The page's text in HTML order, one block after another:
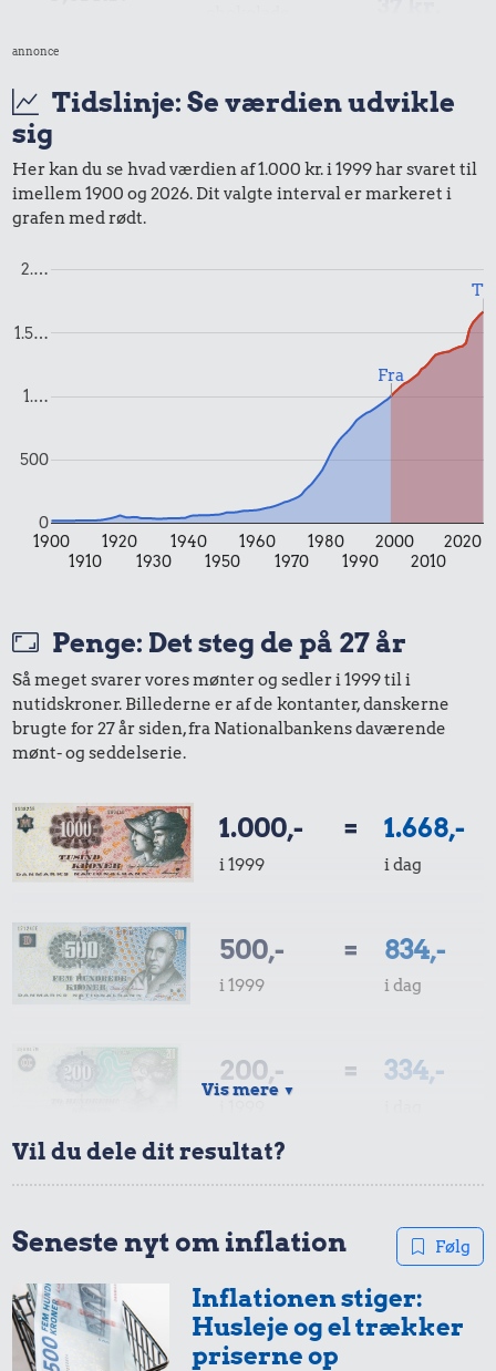
21 kr.
Banan
0,61 kr. 58 kr.
Biografbillet
18 kr.
6 æg
15 kr. 37 kr.
1/2 kg skæreost
15 kr.
200 g smør
6,09 kr.
Agurk
30 kr.
Kylling
195 kr.
Bukser
14 kr.
Husholdningssprit
5,48 kr.
100 g
flæskesvær
annonce
Tidslinje: Se værdien udvikle
sig
Her kan du se hvad værdien af 1.000 kr. i 1999 har svaret til
imellem 1900 og 2026. Dit valgte interval er markeret i
grafen med rødt.
1900
1910
1920
1930
1940
1950
1960
1970
1980
1990
2000
2010
2020
0
500
1.…
1.5…
2.…
Fra
Til
Penge: Det steg de på 27 år
Så meget svarer vores mønter og sedler i 1999 til i
nutidskroner. Billederne er af de kontanter, danskerne
brugte for 27 år siden, fra Nationalbankens daværende
mønt- og seddelserie.
1.000,-
i 1999
= 1.668,-
i dag
500,-
i 1999
= 834,-
i dag
200,- = 334,-
100,-
i 1999
= 167,-
i dag
50,-
i 1999
= 83,-
Vis mere ▼
Vil du dele dit resultat?
Seneste nyt om inflation Følg
Inflationen stiger:
Husleje og el trækker
priserne op